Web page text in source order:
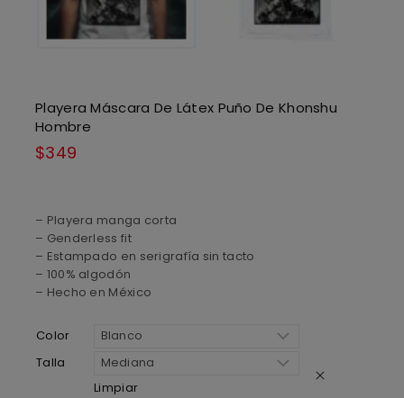
Playera Máscara De Látex Puño De Khonshu
Hombre
$349
– Playera manga corta
– Genderless fit
– Estampado en serigrafía sin tacto
– 100% algodón
– Hecho en México
Color
Talla
Limpiar